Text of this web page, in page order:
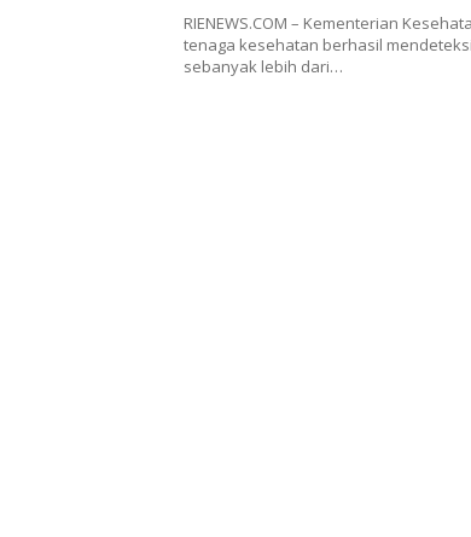
RIENEWS.COM – Kementerian
tenaga kesehatan berhasil
sebanyak lebih dari…